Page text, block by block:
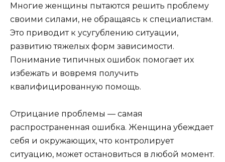
Многие женщины пытаются решить проблему
своими силами, не обращаясь к специалистам.
Это приводит к усугублению ситуации,
развитию тяжелых форм зависимости.
Понимание типичных ошибок помогает их
избежать и вовремя получить
квалифицированную помощь.
Отрицание проблемы — самая
распространенная ошибка. Женщина убеждает
себя и окружающих, что контролирует
ситуацию, может остановиться в любой момент.